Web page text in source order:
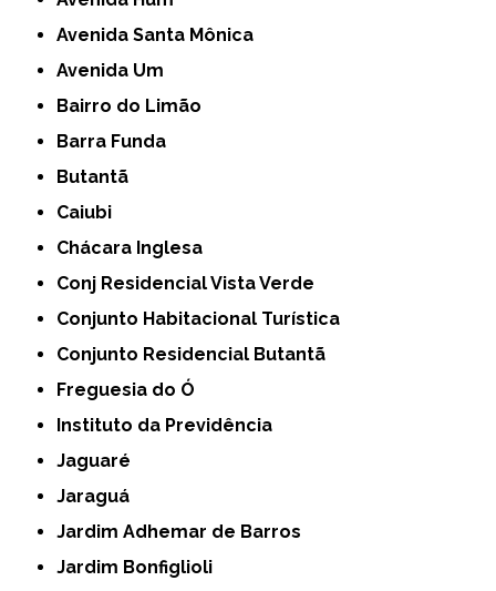
Avenida Santa Mônica
Avenida Um
Bairro do Limão
Barra Funda
Butantã
Caiubi
Chácara Inglesa
Conj Residencial Vista Verde
Conjunto Habitacional Turística
Conjunto Residencial Butantã
Freguesia do Ó
Instituto da Previdência
Jaguaré
Jaraguá
Jardim Adhemar de Barros
Jardim Bonfiglioli